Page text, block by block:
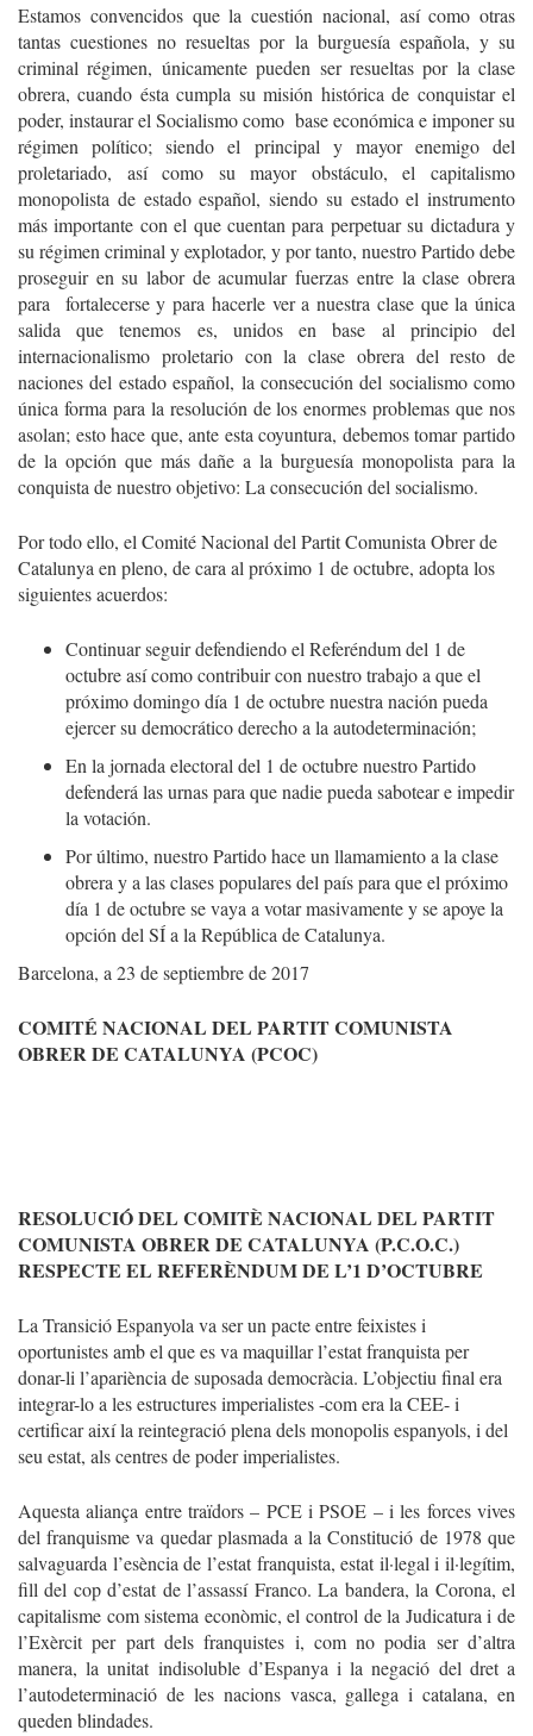
Estamos convencidos que la cuestión nacional, así como otras
tantas cuestiones no resueltas por la burguesía española, y su
criminal régimen, únicamente pueden ser resueltas por la clase
obrera, cuando ésta cumpla su misión histórica de conquistar el
poder, instaurar el Socialismo como base económica e imponer su
régimen político; siendo el principal y mayor enemigo del
proletariado, así como su mayor obstáculo, el capitalismo
monopolista de estado español, siendo su estado el instrumento
más importante con el que cuentan para perpetuar su dictadura y
su régimen criminal y explotador, y por tanto, nuestro Partido debe
proseguir en su labor de acumular fuerzas entre la clase obrera
para fortalecerse y para hacerle ver a nuestra clase que la única
salida que tenemos es, unidos en base al principio del
internacionalismo proletario con la clase obrera del resto de
naciones del estado español, la consecución del socialismo como
única forma para la resolución de los enormes problemas que nos
asolan; esto hace que, ante esta coyuntura, debemos tomar partido
de la opción que más dañe a la burguesía monopolista para la
conquista de nuestro objetivo: La consecución del socialismo.
Por todo ello, el Comité Nacional del Partit Comunista Obrer de
Catalunya en pleno, de cara al próximo 1 de octubre, adopta los
siguientes acuerdos:
Continuar seguir defendiendo el Referéndum del 1 de
octubre así como contribuir con nuestro trabajo a que el
próximo domingo día 1 de octubre nuestra nación pueda
ejercer su democrático derecho a la autodeterminación;
En la jornada electoral del 1 de octubre nuestro Partido
defenderá las urnas para que nadie pueda sabotear e impedir
la votación.
Por último, nuestro Partido hace un llamamiento a la clase
obrera y a las clases populares del país para que el próximo
día 1 de octubre se vaya a votar masivamente y se apoye la
opción del SÍ a la República de Catalunya.
Barcelona, a 23 de septiembre de 2017
COMITÉ NACIONAL DEL PARTIT COMUNISTA
OBRER DE CATALUNYA (PCOC)
RESOLUCIÓ DEL COMITÈ NACIONAL DEL PARTIT
COMUNISTA OBRER DE CATALUNYA (P.C.O.C.)
RESPECTE EL REFERÈNDUM DE L’1 D’OCTUBRE
La Transició Espanyola va ser un pacte entre feixistes i
oportunistes amb el que es va maquillar l’estat franquista per
donar-li l’apariència de suposada democràcia. L’objectiu final era
integrar-lo a les estructures imperialistes -com era la CEE- i
certificar així la reintegració plena dels monopolis espanyols, i del
seu estat, als centres de poder imperialistes.
Aquesta aliança entre traïdors – PCE i PSOE – i les forces vives
del franquisme va quedar plasmada a la Constitució de 1978 que
salvaguarda l’esència de l’estat franquista, estat il·legal i il·legítim,
fill del cop d’estat de l’assassí Franco. La bandera, la Corona, el
capitalisme com sistema econòmic, el control de la Judicatura i de
l’Exèrcit per part dels franquistes i, com no podia ser d’altra
manera, la unitat indisoluble d’Espanya i la negació del dret a
l’autodeterminació de les nacions vasca, gallega i catalana, en
queden blindades.